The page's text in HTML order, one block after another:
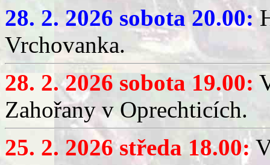
28. 2. 2026 sobota 20.00:
Vrchovanka.
28. 2. 2026 sobota 19.00:
Zahořany v Oprechticích.
25. 2. 2026 středa 18.00: